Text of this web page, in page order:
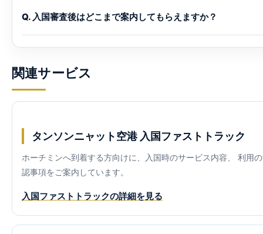
Q. 入国審査後はどこまで案内してもらえますか？
関連サービス
タンソンニャット空港 入国ファストトラック
ホーチミンへ到着する方向けに、入国時のサービス内容、 利用
認事項をご案内しています。
入国ファストトラックの詳細を見る